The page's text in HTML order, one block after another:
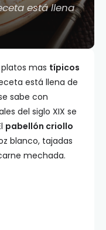
está llena
mas típicos
está llena de
sabe con
del siglo XIX se
pabellón criollo
blanco, tajadas
mechada.